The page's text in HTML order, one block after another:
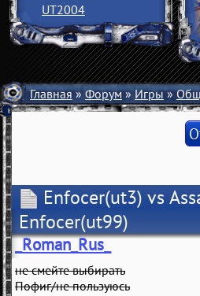
UT2004
Главная»Форум»Игры»
Enfocer(ut3) vs
Enfocer(ut99)
_Roman_Rus_
не смейте выбирать
Пофиг/не пользуюсь